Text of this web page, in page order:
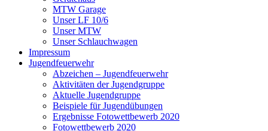
MTW Garage
Unser LF 10/6
Unser MTW
Unser Schlauchwagen
Impressum
Jugendfeuerwehr
Abzeichen – Jugendfeuerwehr
Aktivitäten der Jugendgruppe
Aktuelle Jugendgruppe
Beispiele für Jugendübungen
Ergebnisse Fotowettbewerb 2020
Fotowettbewerb 2020